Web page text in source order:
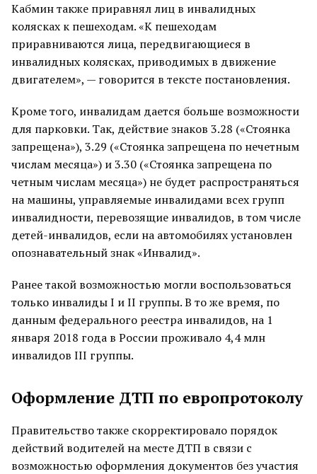
Кабмин также приравнял лиц в инвалидных
колясках к пешеходам. «К пешеходам
приравниваются лица, передвигающиеся в
инвалидных колясках, приводимых в движение
двигателем», — говорится в тексте постановления.
Кроме того, инвалидам дается больше возможности
для парковки. Так, действие знаков 3.28 («Стоянка
запрещена»), 3.29 («Стоянка запрещена по нечетным
числам месяца») и 3.30 («Стоянка запрещена по
четным числам месяца») не будет распространяться
на машины, управляемые инвалидами всех групп
инвалидности, перевозящие инвалидов, в том числе
детей-инвалидов, если на автомобилях установлен
опознавательный знак «Инвалид».
Ранее такой возможностью могли воспользоваться
только инвалиды I и II группы. В то же время, по
данным федерального реестра инвалидов, на 1
января 2018 года в России проживало 4,4 млн
инвалидов III группы.
Оформление ДТП по европротоколу
Правительство также скорректировало порядок
действий водителей на месте ДТП в связи с
возможностью оформления документов без участия